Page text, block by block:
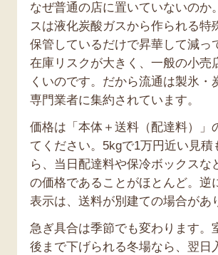
なぜ普通の店に置いていないのか
スは液化炭酸ガスから作られる特
保管しているだけで昇華して減っ
在庫リスクが大きく、一般の小売
くいのです。だから流通は製氷・
専門業者に集約されています。
価格は「本体＋送料（配達料）」
てください。5kgで1万円近い見積
ら、当日配達料や保冷ボックスな
の価格であることがほとんど。逆
表示は、送料が別建ての場合があ
急ぎ具合は季節でも変わります
後まで下げられる冬場なら、翌日